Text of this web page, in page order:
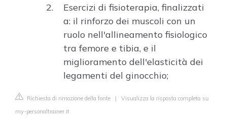
Esercizi di fisioterapia, finalizzati
a: il rinforzo dei muscoli con un
ruolo nell'allineamento fisiologico
tra femore e tibia, e il
miglioramento dell'elasticità dei
legamenti del ginocchio;
Richiesta di rimozione della fonte | Visualizza la risposta completa su
my-personaltrainer.it